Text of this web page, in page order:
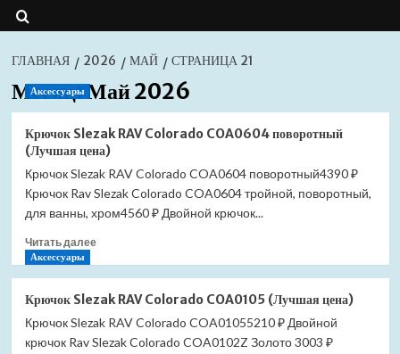
ГЛАВНАЯ 2026 МАЙ СТРАНИЦА 21
Месяц:Май 2026
Аксессуары
Крючок Slezak RAV Colorado COA0604 поворотный
(Лучшая цена)
Крючок Slezak RAV Colorado COA0604 поворотный4390 ₽
Крючок Rav Slezak Colorado COA0604 тройной, поворотный,
для ванны, хром4560 ₽ Двойной крючок...
Читать далееПрочитать
Крючок
Slezak
RAV
Colorado
Аксессуары
Крючок Slezak RAV Colorado COA0105 (Лучшая цена)
Крючок Slezak RAV Colorado COA01055210 ₽ Двойной
крючок Rav Slezak Colorado COA0102Z Золото 3003 ₽